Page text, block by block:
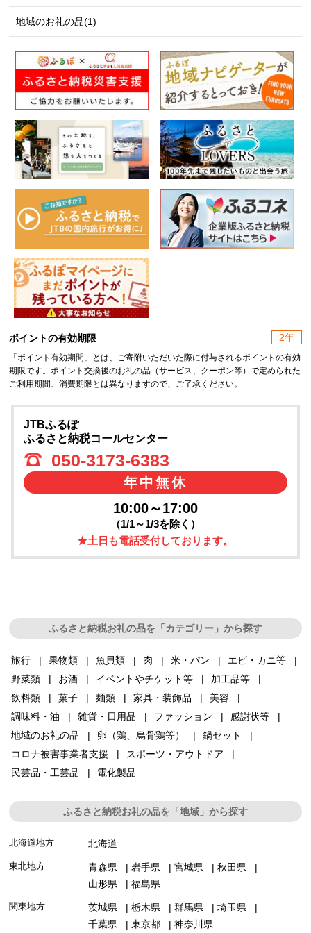
地域のお礼の品(1)
ポイントの有効期限 2年
「ポイント有効期間」とは、ご寄附いただいた際に付与されるポイントの有効
期限です。ポイント交換後のお礼の品（サービス、クーポン等）で定められた
ご利用期間、消費期限とは異なりますので、ご了承ください。
JTBふるぽ
ふるさと納税コールセンター
050-3173-6383
年中無休
10:00～17:00
（1/1～1/3を除く）
★土日も電話受付しております。
ふるさと納税お礼の品を「カテゴリー」から探す
旅行 果物類 魚貝類 肉 米・パン
エビ・カニ等
野菜類
お酒 イベントやチケット等
加工品等
飲料類
菓子 麺類 家具・装飾品
美容
調味料・油
雑貨・日用品 ファッション
感謝状等
地域のお礼の品
卵（鶏、烏骨鶏等）
鍋セット
コロナ被害事業者支援
スポーツ・アウトドア
民芸品・工芸品
電化製品
ふるさと納税お礼の品を「地域」から探す
北海道地方 北海道
東北地方 青森県 岩手県 宮城県
秋田県
山形県
福島県
関東地方 茨城県 栃木県 群馬県
埼玉県
千葉県
東京都 神奈川県